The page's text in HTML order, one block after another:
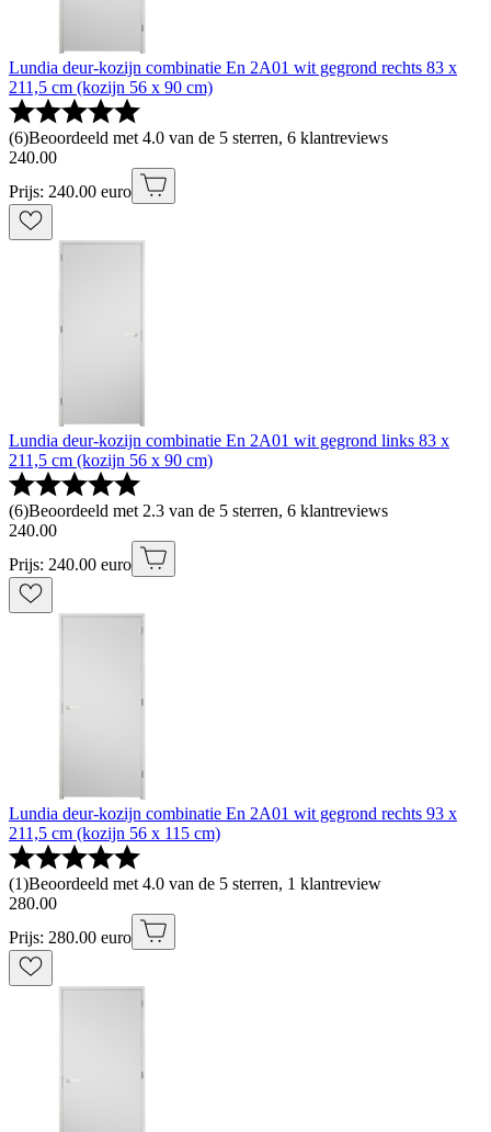
Lundia deur-kozijn combinatie En 2A01 wit gegrond rechts 83 x
211,5 cm (kozijn 56 x 90 cm)
(6)Beoordeeld met 4.0 van de 5 sterren, 6 klantreviews
240.00
Prijs: 240.00 euro
Lundia deur-kozijn combinatie En 2A01 wit gegrond links 83 x
211,5 cm (kozijn 56 x 90 cm)
(6)Beoordeeld met 2.3 van de 5 sterren, 6 klantreviews
240.00
Prijs: 240.00 euro
Lundia deur-kozijn combinatie En 2A01 wit gegrond rechts 93 x
211,5 cm (kozijn 56 x 115 cm)
(1)Beoordeeld met 4.0 van de 5 sterren, 1 klantreview
280.00
Prijs: 280.00 euro